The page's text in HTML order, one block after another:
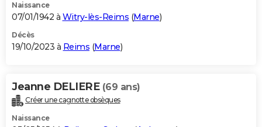
Naissance
07/01/1942 à Witry-lès-Reims (Marne)
Décès
19/10/2023 à Reims (Marne)
Jeanne DELIERE (69 ans)
Créer une cagnotte obsèques
Naissance